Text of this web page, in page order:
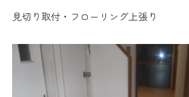
見切り取付・フローリング上張り